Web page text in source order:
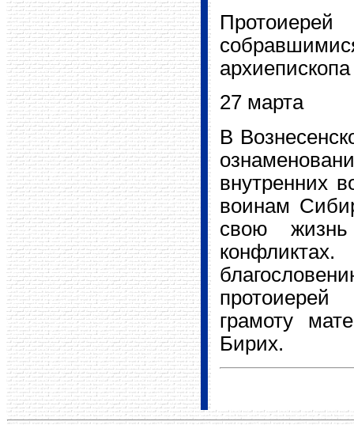
27 марта
В
внутренних
воинам
свою
грамоту
Бирих.